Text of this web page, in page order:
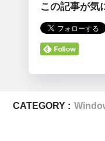
この記事が気
CATEGORY :